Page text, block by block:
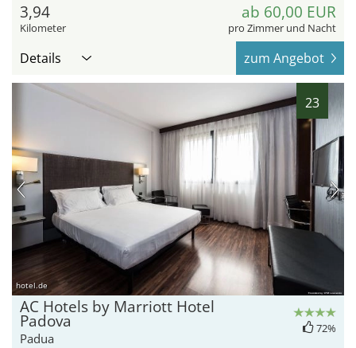
3,94
Kilometer
ab 60,00 EUR
pro Zimmer und Nacht
Details zum Angebot
23
hotel.de
AC Hotels by Marriott Hotel
Padova
Padua
72%